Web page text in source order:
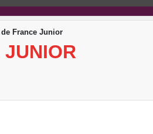
France Junior
JUNIOR